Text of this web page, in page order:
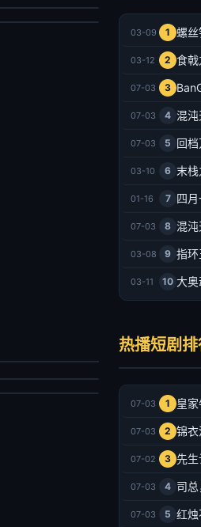
2026-07-03
日本
03-09 1 螺
03-12 2 食
07-03 3
07-03 4 混
07-03 5
03-10 6 末
01-16 7
07-03 8 混
03-08 9 指
03-11 10 大奥
中国大陆
2026-07-03
中国大陆
热播短剧
07-03 1
07-03 2 锦
07-02 3
07-03 4 司
07-03 5 红